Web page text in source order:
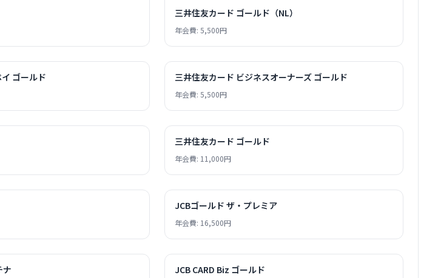
三井住友カード ゴールド（NL）
年会費: 5,500円
ゴールド 三井住友カード ビジネスオーナーズ ゴールド
年会費: 5,500円
三井住友カード ゴールド
年会費: 11,000円
JCBゴールド ザ・プレミア
年会費: 16,500円
ナ JCB CARD Biz ゴールド